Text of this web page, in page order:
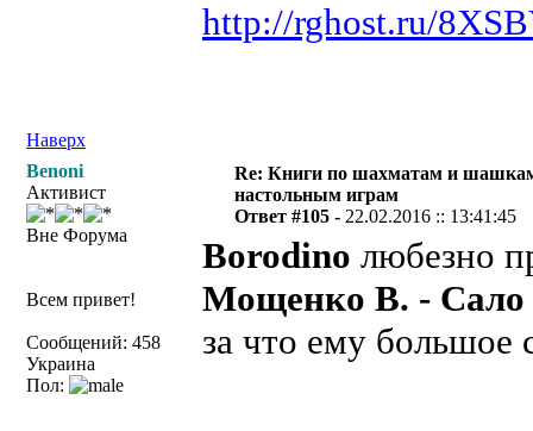
http://rghost.ru/
Наверх
Benoni
Активист
Вне Форума
Всем привет!
Сообщений: 458
Украина
Пол:
Re: Книги по шахматам и
настольным играм
Ответ #105 - 22.02.2016 :: 13:41:45
Borodino любезно
Мощенко В. - Сало
за что ему большое